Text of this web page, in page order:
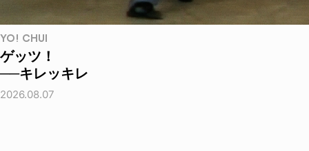
YO! CHUI
ゲッツ！
──キレッキレ
2026.08.07